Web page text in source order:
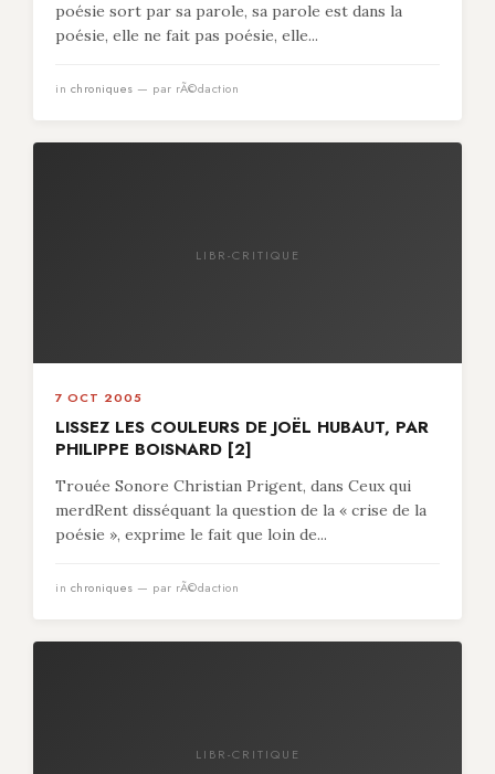
poésie sort par sa parole, sa parole est dans la
poésie, elle ne fait pas poésie, elle...
in chroniques — par rÃ©daction
LIBR-CRITIQUE
7 OCT 2005
LISSEZ LES COULEURS DE JOËL HUBAUT, PAR
PHILIPPE BOISNARD [2]
Trouée Sonore Christian Prigent, dans Ceux qui
merdRent disséquant la question de la « crise de la
poésie », exprime le fait que loin de...
in chroniques — par rÃ©daction
LIBR-CRITIQUE